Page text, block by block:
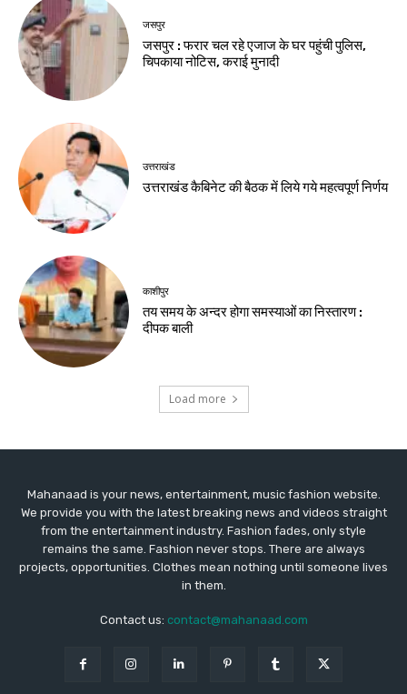
जसपुर
जसपुर : फरार चल रहे एजाज के घर पहुंची पुलिस,
चिपकाया नोटिस, कराई मुनादी
उत्तराखंड
उत्तराखंड कैबिनेट की बैठक में लिये गये महत्वपूर्ण निर्णय
काशीपुर
तय समय के अन्दर होगा समस्याओं का निस्तारण :
दीपक बाली
Load more
Mahanaad is your news, entertainment, music fashion website.
We provide you with the latest breaking news and videos straight
from the entertainment industry. Fashion fades, only style
remains the same. Fashion never stops. There are always
projects, opportunities. Clothes mean nothing until someone lives
in them.
Contact us: contact@mahanaad.com